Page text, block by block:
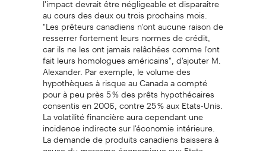
au cours des deux ou trois prochains mois.
"Les prêteurs canadiens n'ont aucune raison de
resserrer fortement leurs normes de crédit,
car ils ne les ont jamais relâchées comme l'ont
fait leurs homologues américains", d'ajouter M.
Alexander. Par exemple, le volume des
hypothèques à risque au Canada a compté
pour à peu près 5 % des prêts hypothécaires
consentis en 2006, contre 25 % aux Etats-Unis.
La volatilité financière aura cependant une
incidence indirecte sur l'économie intérieure.
La demande de produits canadiens baissera à
cause du marasme économique aux Etats-